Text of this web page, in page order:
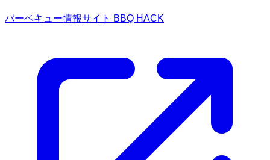
バーベキュー情報サイト BBQ HACK